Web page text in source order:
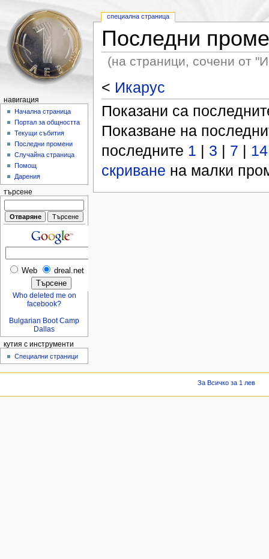
Последни
(на страници, сочени от
< Икарус
Показани са
Показване на
последните 1 | 3 | 7 | 14
скриване на малки
специална страница
навигация
Начална страница
Портал за общността
Текущи събития
Последни промени
Случайна страница
Помощ
Дарения
търсене
Web dreal.net
Who deleted me on
facebook?
Bulgarian Boot Camp
Dallas
кутия с инструменти
Специални страници
За Всичко за 1 лев